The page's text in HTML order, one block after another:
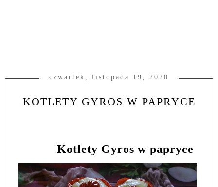
czwartek, listopada 19, 2020
KOTLETY GYROS W PAPRYCE
Kotlety Gyros w papryce